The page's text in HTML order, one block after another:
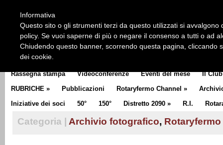
CLUB COMMUNICATOR
Rassegna stampa Videoconferenze Eventi del mese Il Club
RUBRICHE » Pubblicazioni Rotaryfermo Channel »
Iniziative dei soci
50° 150° Distretto 2090 » R.I.
Categoria | Archivio fotografico,
Informativa
Questo sito o gli strumenti terzi da questo utilizzati si
policy. Se vuoi saperne di più o negare il consenso a tutti o ad
Chiudendo questo banner, scorrendo questa pagina, cliccando
dei cookie.